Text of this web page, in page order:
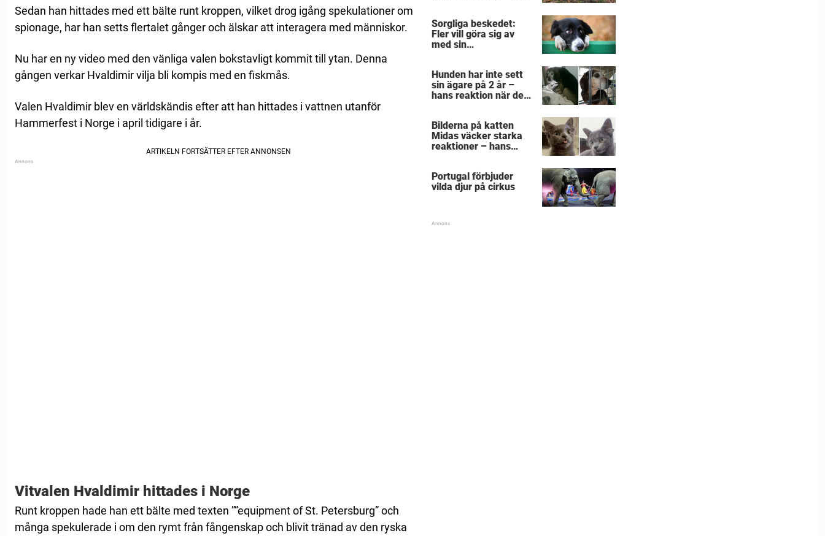
Sedan han hittades med ett bälte runt kroppen, vilket drog igång spekulationer om
spionage, har han setts flertalet gånger och älskar att interagera med människor.
Nu har en ny video med den vänliga valen bokstavligt kommit till ytan. Denna
gången verkar Hvaldimir vilja bli kompis med en fiskmås.
Valen Hvaldimir blev en världskändis efter att han hittades i vattnen utanför
Hammerfest i Norge i april tidigare i år.
Vitvalen Hvaldimir hittades i Norge
Runt kroppen hade han ett bälte med texten ””equipment of St. Petersburg” och
många spekulerade i om den rymt från fångenskap och blivit tränad av den ryska
Sorgliga beskedet:
Fler vill göra sig av
med sin
Hunden har inte sett
sin ägare på 2 år –
hans reaktion när de
Bilderna på katten
Midas väcker starka
reaktioner – hans
Portugal förbjuder
vilda djur på cirkus